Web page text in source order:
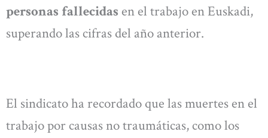
personas fallecidas en el trabajo en Euskadi,
superando las cifras del año anterior.
El sindicato ha recordado que las muertes en el
trabajo por causas no traumáticas, como los